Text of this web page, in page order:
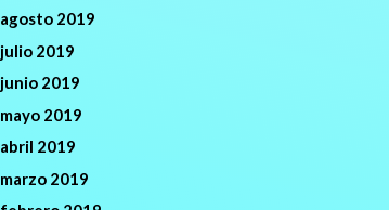
agosto 2019
julio 2019
junio 2019
mayo 2019
abril 2019
marzo 2019